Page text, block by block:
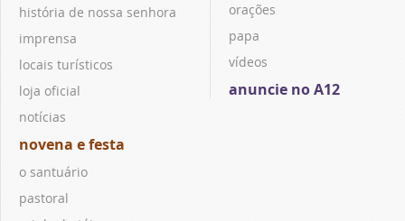
história de nossa senhora
imprensa
locais turísticos
loja oficial
notícias
novena e festa
o santuário
pastoral
orações
papa
vídeos
anuncie no A12